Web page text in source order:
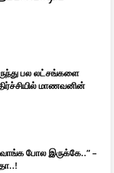
பல லட்சங்களை
மாணவனின்
போல இருக்கே..” –